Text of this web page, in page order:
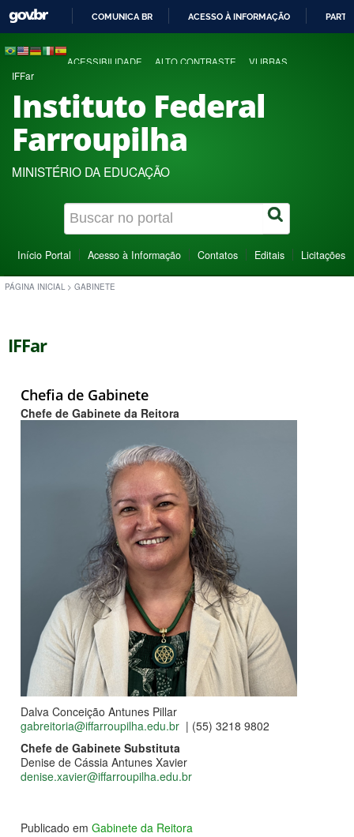
COMUNICA BR ACESSO À INFORMAÇÃO
ACESSIBILIDADE ALTO CONTRASTE VLIBRAS
IFFar
Instituto Federal
Farroupilha
MINISTÉRIO DA EDUCAÇÃO
Início Portal Acesso à Informação Contatos Editais Licitações
PÁGINA INICIAL > GABINETE
IFFar
Chefia de Gabinete
Chefe de Gabinete da Reitora
Dalva Conceição Antunes Pillar
gabreitoria@iffarroupilha.edu.br | (55) 3218 9802
Chefe de Gabinete Substituta
Denise de Cássia Antunes Xavier
denise.xavier@iffarroupilha.edu.br
Publicado em Gabinete da Reitora